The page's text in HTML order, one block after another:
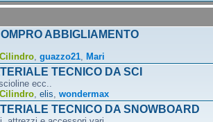
ABBIGLIAMENTO
guazzo21 Mari
TECNICO DA SCI
ecc..
elis wondermax
TECNICO DA SNOWBOARD